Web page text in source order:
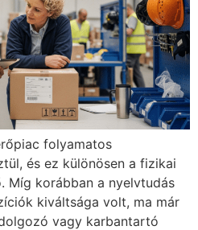
folyamatos
és ez különösen a fizikai
Míg korábban a nyelvtudás
kiváltsága volt, ma már
vagy karbantartó